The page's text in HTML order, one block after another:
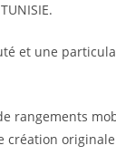
et une
rangements